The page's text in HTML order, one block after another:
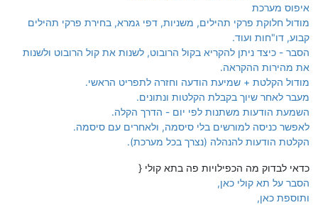
איפוס מערכת
מודול חלוקת פרקי תהילים, משניות, דפי גמרא, בחירת פרקי תהילים
קבוע, דו"חות ועוד.
הסבר - כיצד ניתן להקריא בקול הרובוט, לשנות את קול הרובוט ולשנות
את מהירות ההקראה.
מודול הקלטת + שמיעת הודעה וחזרה לתפריט הראשי.
מעבר לאחר שיוך בקבלת הקלטות ונתונים.
השמעת הודעות משתנות לפי יום - הדרך הקלה.
לאפשר כניסה למורשים בלי סיסמה, ולאחרים עם סיסמה.
הקלטת הודעות להנהלה (נצרך בכל מערכת).
כדאי לבדוק מה הכפילויות פה בתא קולי {
הסבר על תא קולי כאן,
ותוספת כאן,